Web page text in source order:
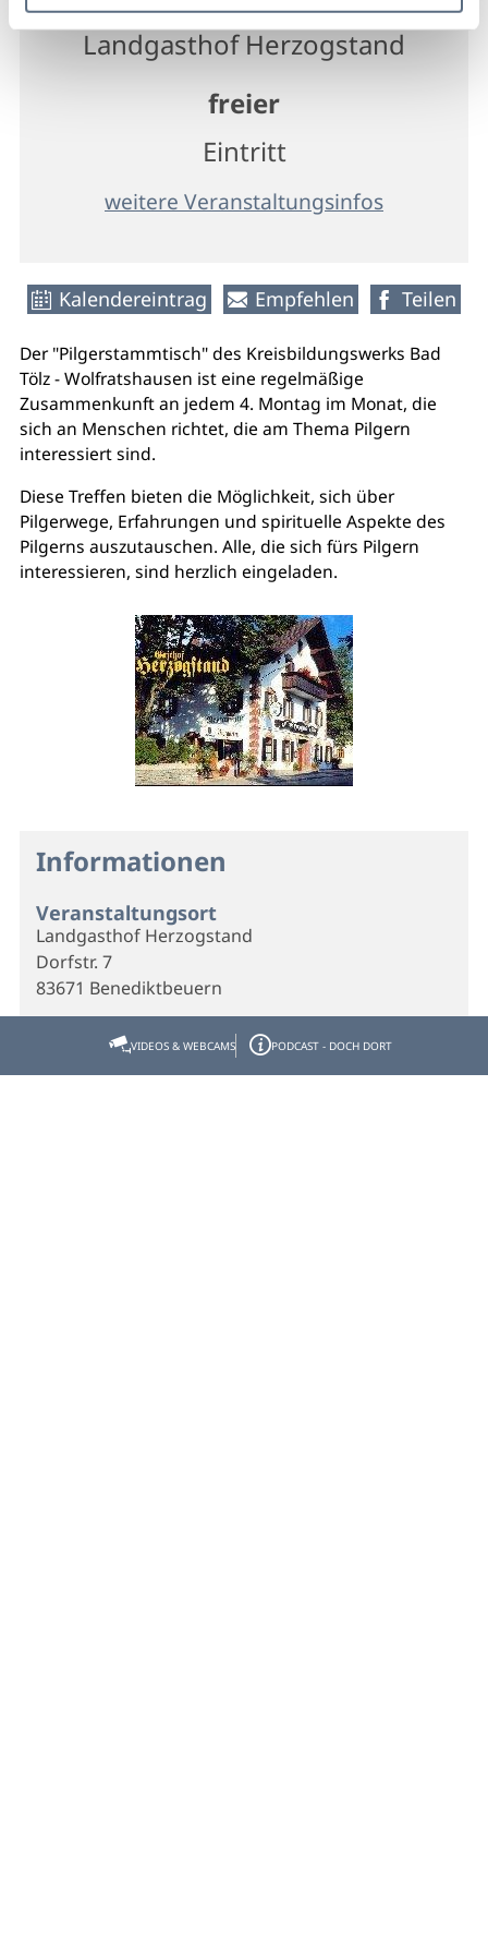
Landgasthof Herzogstand
freier
Eintritt
weitere Veranstaltungsinfos
Kalendereintrag Empfehlen Teilen
Der"Pilgerstammtisch" des Kreisbildungswerks Bad
Tölz - Wolfratshausen ist eine regelmäßige
Zusammenkunft an jedem 4. Montag im Monat, die
sich an Menschen richtet, die am Thema Pilgern
interessiert sind.
Diese Treffen bieten die Möglichkeit, sich über
Pilgerwege, Erfahrungen und spirituelle Aspekte des
Pilgerns auszutauschen. Alle, die sich fürs Pilgern
interessieren, sind herzlich eingeladen.
Informationen
Veranstaltungsort
Landgasthof Herzogstand
Dorfstr. 7
83671 Benediktbeuern
08857 6929498
VIDEOS & WEBCAMS PODCAST - DOCH DORT